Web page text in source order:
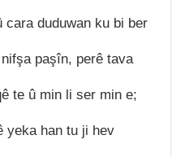
cara duduwan ku bi ber
paşîn, perê tava
te û min li ser min e;
yeka han tu ji hev